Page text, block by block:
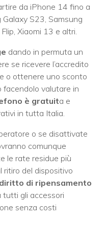
da iPhone 14 fino a
S23, Samsung
Xiaomi 13 e altri.
dando in permuta un
se ricevere l’accredito
o ottenere uno sconto
facendolo valutare in
è gratuita e
in tutta Italia.
o se disattivate
comunque
le rate residue più
ritiro del dispositivo
diritto di ripensamento
tutti gli accessori
senza costi